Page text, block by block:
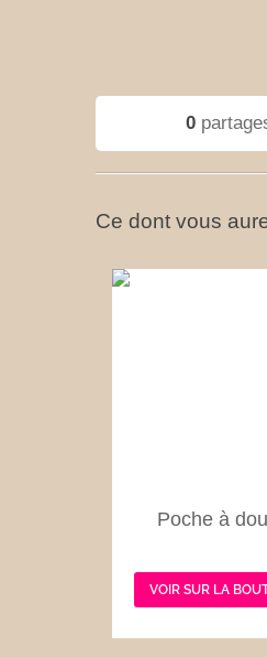
0
Ce dont vous
Poche à
VOIR SUR LA